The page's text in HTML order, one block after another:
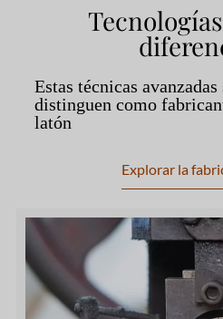
Estas técnicas
distinguen como
latón
Explorar la